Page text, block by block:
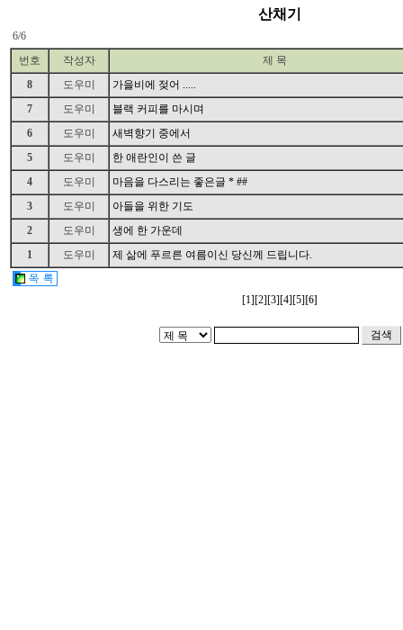
산채기
6/6
번호
작성자
제 목
8
도우미
가을비에 젖어 .....
7
도우미
블랙 커피를 마시며
6
도우미
새벽향기 중에서
5
도우미
한 애란인이 쓴 글
4
도우미
마음을 다스리는 좋은글 * ##
3
도우미
아들을 위한 기도
2
도우미
생에 한 가운데
1
도우미 제 삶에 푸르른 여름이신 당신께 드립니다.
[1][2][3][4][5] [6]